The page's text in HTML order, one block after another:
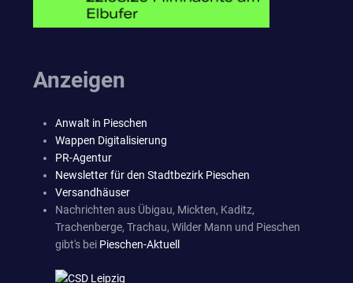
Anzeigen
Anwalt in Pieschen
Wappen Digitalisierung
PR-Agentur
Newsletter für den Stadtbezirk Pieschen
Versandhäuser
Nachrichten aus Übigau, Mickten, Kaditz,
Trachenberge, Trachau, Wilder Mann und Pieschen
gibt's bei Pieschen-Aktuell